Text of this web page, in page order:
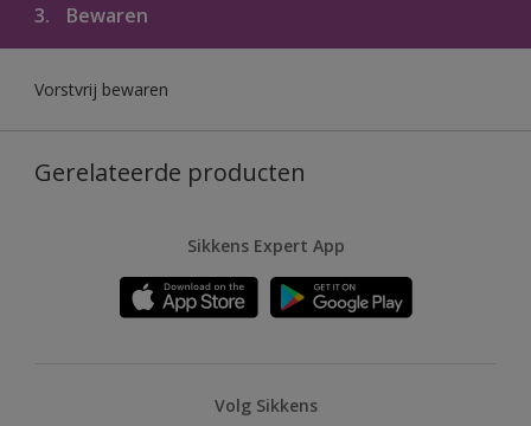
3. Bewaren
Vorstvrij bewaren
Gerelateerde producten
Sikkens Expert App
Volg Sikkens